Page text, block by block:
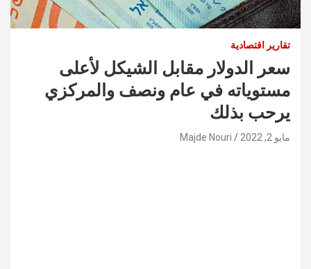
تقارير اقتصادية
سعر الدولار مقابل الشيكل لأعلى
مستوياته في عام ونصف والمركزي
يرحب بذلك
مايو 2, 2022 Majde Nouri